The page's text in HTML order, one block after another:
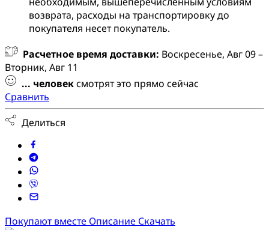
возврата, расходы на транспортировку до
покупателя несет покупатель.
Расчетное время доставки: Воскресенье, Авг 09 –
Вторник, Авг 11
... человексмотрят это прямо сейчас
Сравнить
Делиться
Покупают вместе Описание Скачать